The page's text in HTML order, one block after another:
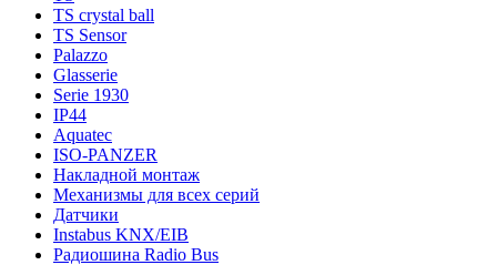
TS crystal ball
TS Sensor
Palazzo
Glasserie
Serie 1930
IP44
Aquatec
ISO-PANZER
Накладной монтаж
Механизмы для всех серий
Датчики
Instabus KNX/EIB
Радиошина Radio Bus